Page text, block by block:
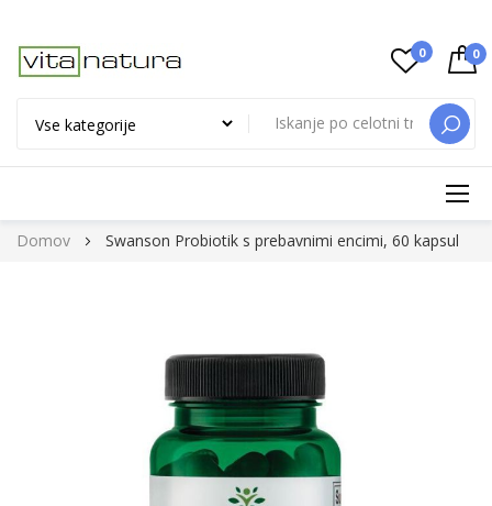
0 0
Preskoči
Domov Swanson Probiotik s prebavnimi encimi, 60 kapsul